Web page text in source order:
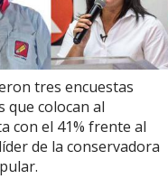
tres encuestas
que colocan al
con el 41% frente al
de la conservadora